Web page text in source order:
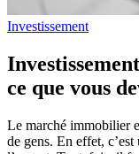
Investissement
ce que vous
Le marché immobilier
de gens. En effet,